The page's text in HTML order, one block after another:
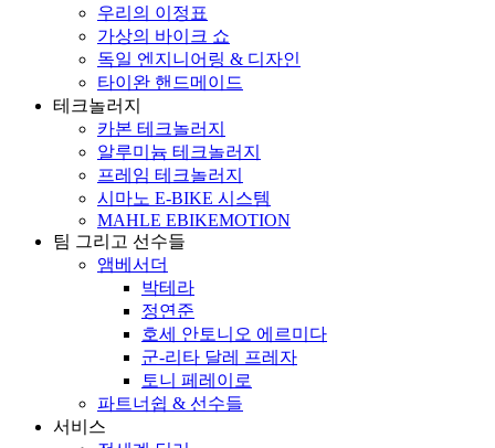
우리의 이정표
가상의 바이크 쇼
독일 엔지니어링 & 디자인
타이완 핸드메이드
테크놀러지
카본 테크놀러지
알루미늄 테크놀러지
프레임 테크놀러지
시마노 E-BIKE 시스템
MAHLE EBIKEMOTION
팀 그리고 선수들
앰베서더
박테라
정연준
호세 안토니오 에르미다
군-리타 달레 프레자
토니 페레이로
파트너쉽 & 선수들
서비스